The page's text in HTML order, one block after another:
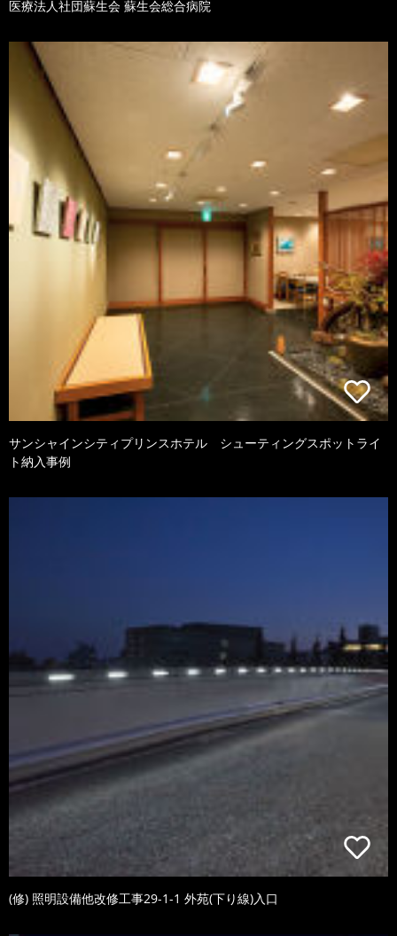
医療法人社団蘇生会 蘇生会総合病院
サンシャインシティプリンスホテル シューティングスポットライ
ト納入事例
(修) 照明設備他改修工事29-1-1 外苑(下り線)入口